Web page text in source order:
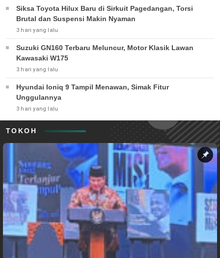
Siksa Toyota Hilux Baru di Sirkuit Pagedangan, Torsi
Brutal dan Suspensi Makin Nyaman
3 hari yang lalu
Suzuki GN160 Terbaru Meluncur, Motor Klasik Lawan
Kawasaki W175
3 hari yang lalu
Hyundai Ioniq 9 Tampil Menawan, Simak Fitur
Unggulannya
3 hari yang lalu
TOKOH